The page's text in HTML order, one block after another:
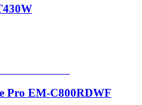
Pro EM-C800RDWF